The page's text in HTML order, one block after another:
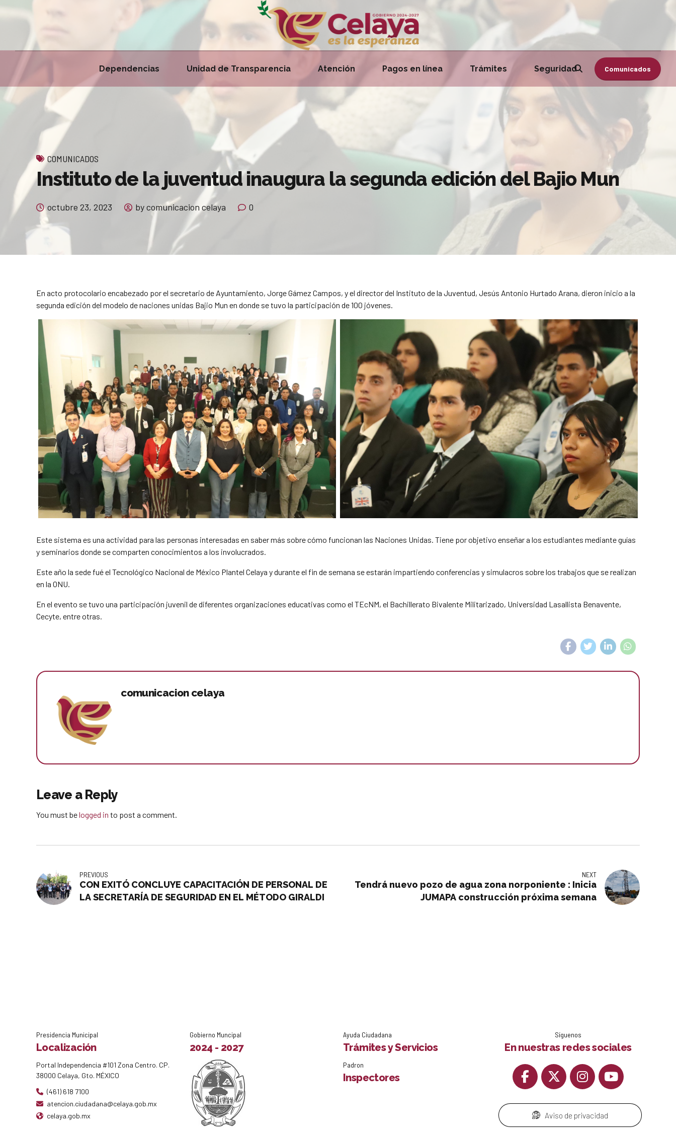
Comunicados
Dependencias Unidad de Transparencia Atención Pagos en línea Trámites Seguridad
COMUNICADOS
Instituto de la juventud inaugura la segunda edición del Bajio Mun
octubre 23, 2023 by comunicacion celaya 0
En acto protocolario encabezado por el secretario de Ayuntamiento, Jorge Gámez Campos, y el director del Instituto de la Juventud, Jesús Antonio Hurtado Arana, dieron inicio a la
segunda edición del modelo de naciones unidas Bajio Mun en donde se tuvo la participación de 100 jóvenes.
Este sistema es una actividad para las personas interesadas en saber más sobre cómo funcionan las Naciones Unidas. Tiene por objetivo enseñar a los estudiantes mediante guías
y seminarios donde se comparten conocimientos a los involucrados.
Este año la sede fué el Tecnológico Nacional de México Plantel Celaya y durante el fin de semana se estarán impartiendo conferencias y simulacros sobre los trabajos que se realizan
en la ONU.
En el evento se tuvo una participación juvenil de diferentes organizaciones educativas como el TEcNM, el Bachillerato Bivalente Militarizado, Universidad Lasallista Benavente,
Cecyte, entre otras.
comunicacion celaya
Leave a Reply
You must belogged in to post a comment.
PREVIOUS
CON EXITÓ CONCLUYE CAPACITACIÓN DE PERSONAL DE
LA SECRETARÍA DE SEGURIDAD EN EL MÉTODO GIRALDI
NEXT
Tendrá nuevo pozo de agua zona norponiente : Inicia
JUMAPA construcción próxima semana
Presidencia Municipal
Localización
Portal Independencia #101 Zona Centro. CP.
38000 Celaya, Gto. MÉXICO
(461) 618 7100
atencion.ciudadana@celaya.gob.mx
celaya.gob.mx
Gobierno Muncipal
2024 - 2027
Ayuda Ciudadana
Trámites y Servicios
Padron
Inspectores
Síguenos
En nuestras redes sociales
Aviso de privacidad